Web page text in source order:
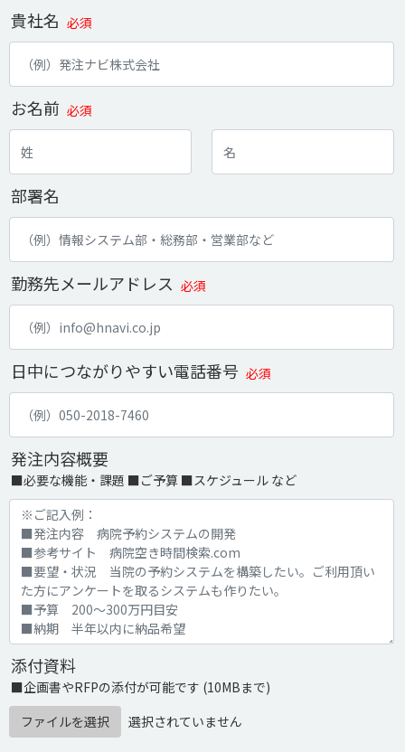
貴社名 必須
お名前 必須
部署名
勤務先メールアドレス 必須
日中につながりやすい電話番号 必須
発注内容概要
■必要な機能・課題 ■ご予算 ■スケジュール など
添付資料
■企画書やRFPの添付が可能です (10MBまで)
ファイルを選択
選択されていません